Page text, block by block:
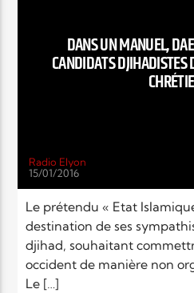
Radio Elyon
Elyon Rhema
DANS UN MANUEL,
CANDIDATS
Radio Elyon
15/01/2016
Le prétendu « Etat
destination de ses
djihad, souhaitant
occident de manière non
Le […]